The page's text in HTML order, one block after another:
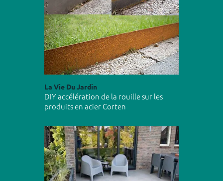
La Vie Du Jardin
DIY accélération de la rouille sur les
produits en acier Corten